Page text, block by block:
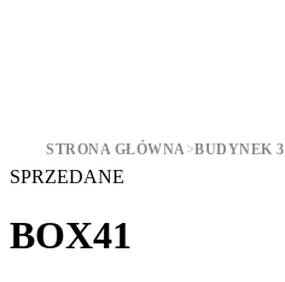
STRONA GŁÓWNA>BUDYNEK 3
SPRZEDANE
BOX41